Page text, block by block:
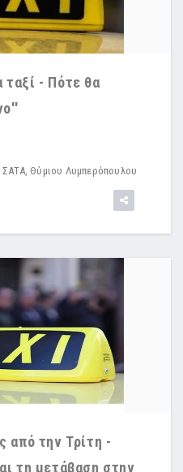
ταξί - Πότε θα
Θύμιου Λυμπερόπουλου
από την Τρίτη -
τη μετάβαση στην